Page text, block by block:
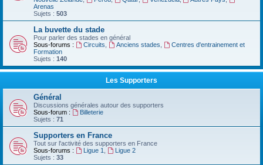
Arenas
Sujets : 503
La buvette du stade
Pour parler des stades en général
Sous-forums :
Circuits Anciens stades
Centres d'entrainement et
Formation
Sujets : 140
Les Supporters
Général
Discussions générales autour des supporters
Sous-forum :
Billeterie
Sujets : 71
Supporters en France
Tout sur l'activité des supporters en France
Sous-forums :
Ligue 1
Ligue 2
Sujets : 33